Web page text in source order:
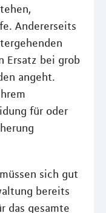
Andererseits
Ersatz bei grob
angeht.
für oder
sich gut
bereits
das gesamte